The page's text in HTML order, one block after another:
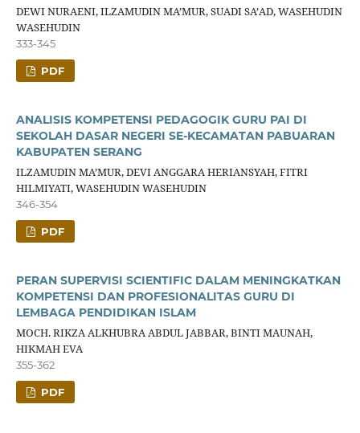
DEWI NURAENI, ILZAMUDIN MA’MUR, SUADI SA’AD, WASEHUDIN
WASEHUDIN
333-345
PDF
ANALISIS KOMPETENSI PEDAGOGIK GURU PAI DI
SEKOLAH DASAR NEGERI SE-KECAMATAN PABUARAN
KABUPATEN SERANG
ILZAMUDIN MA’MUR, DEVI ANGGARA HERIANSYAH, FITRI
HILMIYATI, WASEHUDIN WASEHUDIN
346-354
PDF
PERAN SUPERVISI SCIENTIFIC DALAM MENINGKATKAN
KOMPETENSI DAN PROFESIONALITAS GURU DI
LEMBAGA PENDIDIKAN ISLAM
MOCH. RIKZA ALKHUBRA ABDUL JABBAR, BINTI MAUNAH,
HIKMAH EVA
355-362
PDF